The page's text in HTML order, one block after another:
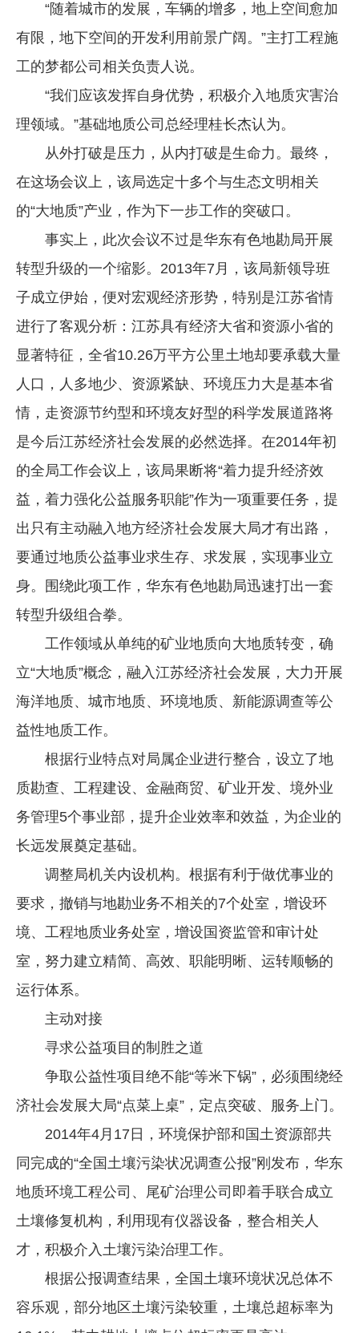
“随着城市的发展，车辆的增多，地上空间愈加
有限，地下空间的开发利用前景广阔。”主打工程施
工的梦都公司相关负责人说。
“我们应该发挥自身优势，积极介入地质灾害治
理领域。”基础地质公司总经理桂长杰认为。
从外打破是压力，从内打破是生命力。最终，
在这场会议上，该局选定十多个与生态文明相关
的“大地质”产业，作为下一步工作的突破口。
事实上，此次会议不过是华东有色地勘局开展
转型升级的一个缩影。2013年7月，该局新领导班
子成立伊始，便对宏观经济形势，特别是江苏省情
进行了客观分析：江苏具有经济大省和资源小省的
显著特征，全省10.26万平方公里土地却要承载大量
人口，人多地少、资源紧缺、环境压力大是基本省
情，走资源节约型和环境友好型的科学发展道路将
是今后江苏经济社会发展的必然选择。在2014年初
的全局工作会议上，该局果断将“着力提升经济效
益，着力强化公益服务职能”作为一项重要任务，提
出只有主动融入地方经济社会发展大局才有出路，
要通过地质公益事业求生存、求发展，实现事业立
身。围绕此项工作，华东有色地勘局迅速打出一套
转型升级组合拳。
工作领域从单纯的矿业地质向大地质转变，确
立“大地质”概念，融入江苏经济社会发展，大力开展
海洋地质、城市地质、环境地质、新能源调查等公
益性地质工作。
根据行业特点对局属企业进行整合，设立了地
质勘查、工程建设、金融商贸、矿业开发、境外业
务管理5个事业部，提升企业效率和效益，为企业的
长远发展奠定基础。
调整局机关内设机构。根据有利于做优事业的
要求，撤销与地勘业务不相关的7个处室，增设环
境、工程地质业务处室，增设国资监管和审计处
室，努力建立精简、高效、职能明晰、运转顺畅的
运行体系。
主动对接
寻求公益项目的制胜之道
争取公益性项目绝不能“等米下锅”，必须围绕经
济社会发展大局“点菜上桌”，定点突破、服务上门。
2014年4月17日，环境保护部和国土资源部共
同完成的“全国土壤污染状况调查公报”刚发布，华东
地质环境工程公司、尾矿治理公司即着手联合成立
土壤修复机构，利用现有仪器设备，整合相关人
才，积极介入土壤污染治理工作。
根据公报调查结果，全国土壤环境状况总体不
容乐观，部分地区土壤污染较重，土壤总超标率为